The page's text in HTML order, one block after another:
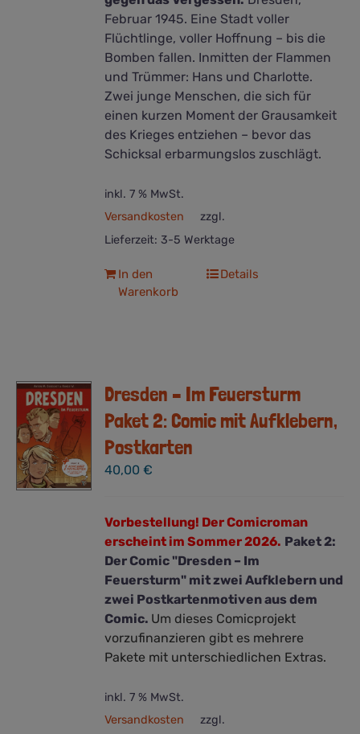
Februar 1945. Eine Stadt voller
Flüchtlinge, voller Hoffnung – bis die
Bomben fallen. Inmitten der Flammen
und Trümmer: Hans und Charlotte.
Zwei junge Menschen, die sich für
einen kurzen Moment der Grausamkeit
des Krieges entziehen – bevor das
Schicksal erbarmungslos zuschlägt.
inkl. 7 % MwSt.
zzgl.
Versandkosten
Lieferzeit: 3-5 Werktage
In den
Warenkorb
Details
Dresden – Im Feuersturm
Paket 2: Comic mit Aufklebern,
Postkarten
40,00€
Vorbestellung! Der Comicroman
erscheint im Sommer 2026. Paket 2:
Der Comic "Dresden – Im
Feuersturm" mit zwei Aufklebern und
zwei Postkartenmotiven aus dem
Comic. Um dieses Comicprojekt
vorzufinanzieren gibt es mehrere
Pakete mit unterschiedlichen Extras.
inkl. 7 % MwSt.
zzgl.
Versandkosten